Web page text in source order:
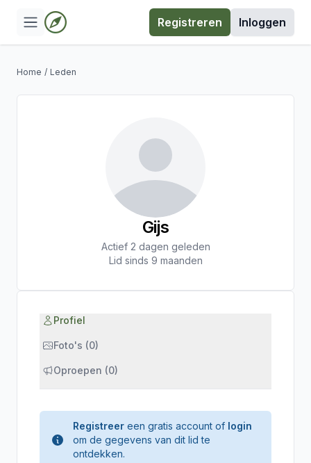
Registreren Inloggen
Home / Leden
Gijs
Actief 2 dagen geleden
Lid sinds 9 maanden
Profiel
Foto's (0)
Oproepen (0)
Registreer een gratis account of login
om de gegevens van dit lid te
ontdekken.